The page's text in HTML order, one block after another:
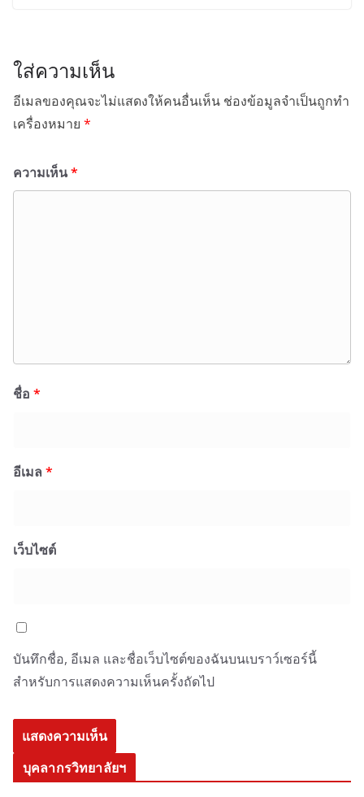
ใส่ความเห็น
อีเมลของคุณจะไม่แสดงให้คนอื่นเห็น ช่องข้อมูลจำเป็นถูกทำ
เครื่องหมาย *
ความเห็น*
ชื่อ *
อีเมล *
เว็บไซต์
บันทึกชื่อ, อีเมล และชื่อเว็บไซต์ของฉันบนเบราว์เซอร์นี้
สำหรับการแสดงความเห็นครั้งถัดไป
บุคลากรวิทยาลัยฯ